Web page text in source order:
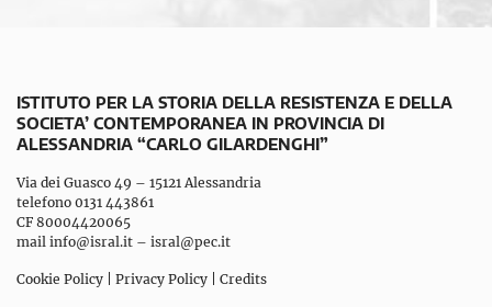
ISTITUTO PER LA STORIA DELLA RESISTENZA E DELLA
SOCIETA’ CONTEMPORANEA IN PROVINCIA DI
ALESSANDRIA “CARLO GILARDENGHI”
Via dei Guasco 49 – 15121 Alessandria
telefono 0131 443861
CF 80004420065
mail info@isral.it – isral@pec.it
Cookie Policy Privacy Policy Credits